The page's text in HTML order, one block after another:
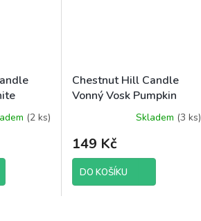
(2 ks)
Chestnut Hill Candle
Vonný Vosk Pumpkin
Honey Chai, 85 g brutto
Skladem (3 ks)
149 Kč
DO KOŠÍKU